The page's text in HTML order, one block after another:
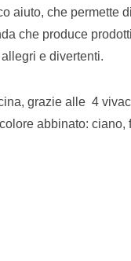
aiuto, che permette di
che produce
e divertenti.
grazie alle 4
abbinato: ciano,